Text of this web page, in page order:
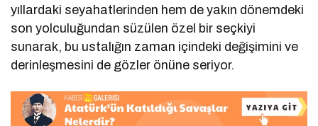
yıllardaki seyahatlerinden hem de yakın dönemdeki
son yolculuğundan süzülen özel bir seçkiyi
sunarak, bu ustalığın zaman içindeki değişimini ve
derinleşmesini de gözler önüne seriyor.